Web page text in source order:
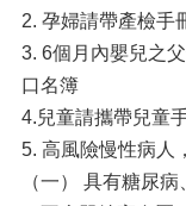
2. 孕婦請帶產
3. 6個月內嬰兒之
口名簿
4.兒童請攜帶兒
5. 高風險慢性病人
（一） 具有糖尿